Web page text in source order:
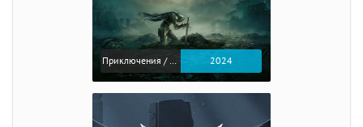
Приключения / Экшен / Ролевые 2024